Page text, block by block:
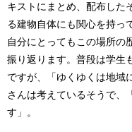
キストにまとめ、配布した
る建物自体にも関心を持っ
自分にとってもこの場所の
振り返ります。普段は学生
ですが、「ゆくゆくは地域
さんは考えているそうで、
す」。